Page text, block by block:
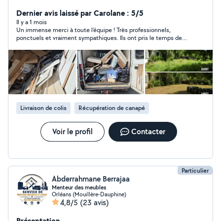
tondre vos pelouse et evacuez les déchets. N hesitez
pas a me contacter.
Dernier avis laissé par Carolane : 5/5
Il y a 1 mois
Un immense merci à toute l’équipe ! Très professionnels,
ponctuels et vraiment sympathiques. Ils ont pris le temps de
beaucoup de soin, puis de le remonter chez moi sans se
presser. Tout a été fait avec sérieux, efficacité et dans la bonne
humeur. C’est rare de rencontrer une équipe aussi
consciencieuse. Je les recommande les yeux fermés ! Merci
encore pour votre excellent travail. 😊
Livraison de colis Récupération de canapé
Voir le profil Contacter
Particulier
Abderrahmane Berrajaa
Menteur des meubles
Orléans (Mouillère-Dauphine)
4,8/5 (23 avis)